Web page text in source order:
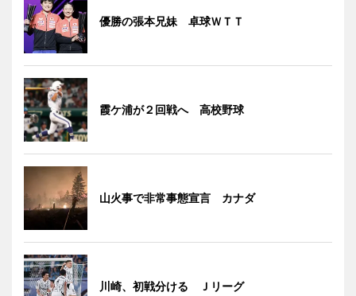
優勝の張本兄妹 卓球ＷＴＴ
霞ケ浦が２回戦へ 高校野球
山火事で非常事態宣言 カナダ
川崎、初戦分ける Ｊリーグ